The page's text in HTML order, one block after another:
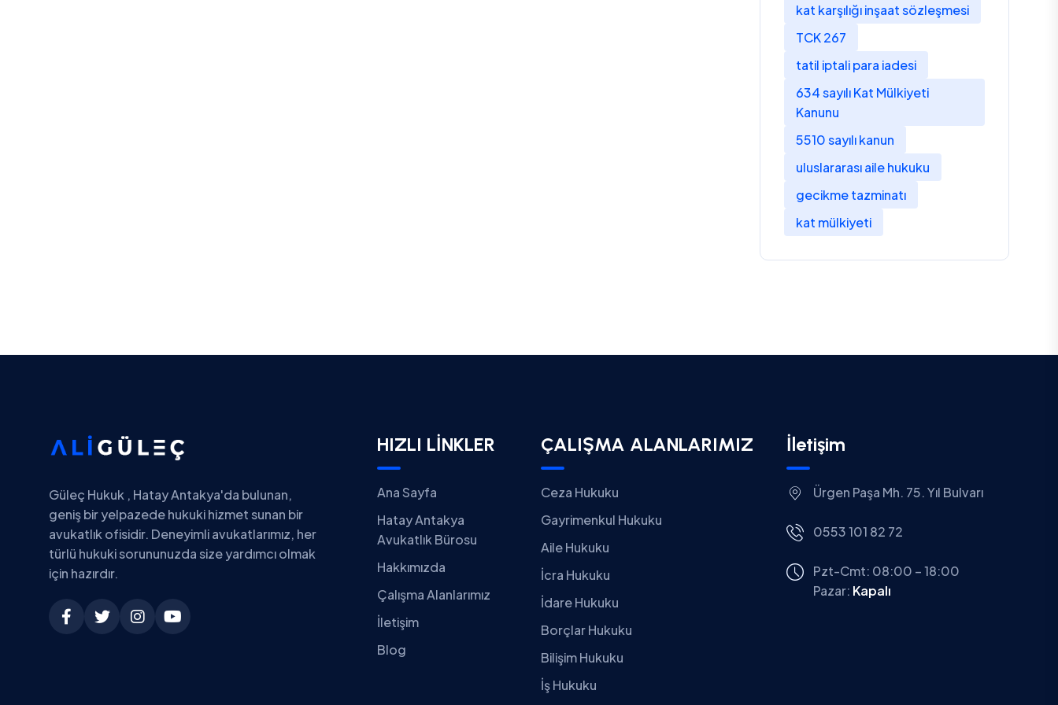
kat karşılığı inşaat sözleşmesi
TCK 267
tatil iptali para iadesi
634 sayılı Kat Mülkiyeti
Kanunu
5510 sayılı kanun
uluslararası aile hukuku
gecikme tazminatı
kat mülkiyeti
Güleç Hukuk , Hatay Antakya'da bulunan,
geniş bir yelpazede hukuki hizmet sunan bir
avukatlık ofisidir. Deneyimli avukatlarımız, her
türlü hukuki sorununuzda size yardımcı olmak
için hazırdır.
HIZLI LİNKLER
Ana Sayfa
Hatay Antakya
Avukatlık Bürosu
Hakkımızda
Çalışma Alanlarımız
İletişim
Blog
ÇALIŞMA ALANLARIMIZ
Ceza Hukuku
Gayrimenkul Hukuku
Aile Hukuku
İcra Hukuku
İdare Hukuku
Borçlar Hukuku
Bilişim Hukuku
İş Hukuku
İletişim
Ürgen Paşa Mh. 75. Yıl Bulvarı
0553 101 82 72
Pzt-Cmt: 08:00 – 18:00
Pazar: Kapalı